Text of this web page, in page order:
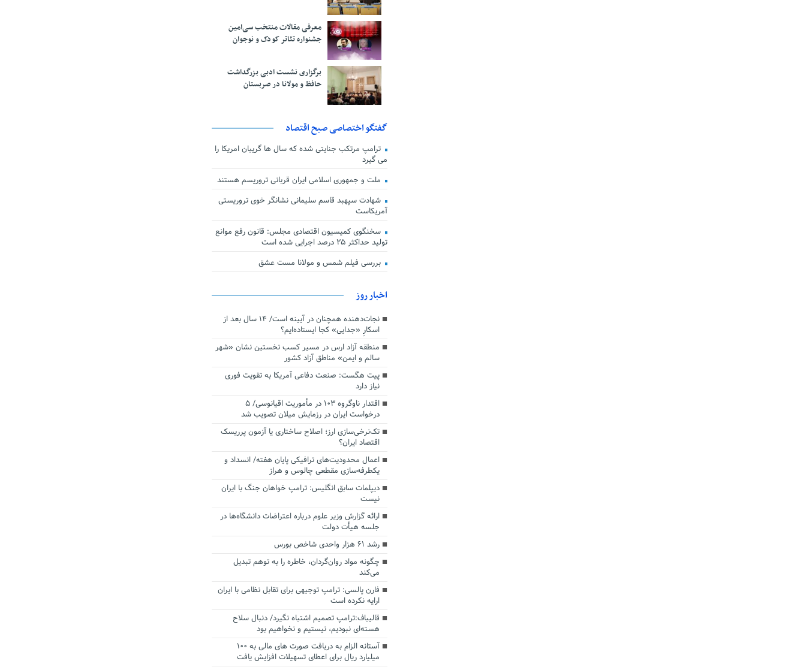
معرفی مقالات منتخب سی‌امین
جشنواره تئاتر کودک و نوجوان
برگزاری نشست ادبی بزرگداشت
حافظ و مولانا در صربستان
گفتگو اختصاصی صبح اقتصاد
ترامپ مرتکب جنایتی شده که سال ها گریبان امریکا را
می گیرد
ملت و جمهوری اسلامی ایران قربانی تروریسم هستند
شهادت سپهبد قاسم سلیمانی نشانگر خوی تروریستی
آمریکاست
سخنگوی کمیسیون اقتصادی مجلس: قانون رفع موانع
تولید حداکثر ۲۵ درصد اجرایی شده است
بررسی فیلم شمس و مولانا مست عشق
اخبار روز
نجات‌دهنده‌ همچنان در آیینه است/ ۱۴ سال بعد از
اسکارِ «جدایی» کجا ایستاده‌ایم؟
منطقه آزاد ارس در مسیر کسب نخستین نشان «شهر
سالم و ایمن» مناطق آزاد کشور
پیت هگست: صنعت دفاعی آمریکا به تقویت فوری
نیاز دارد
اقتدار ناوگروه ۱۰۳ در مأموریت‌ اقیانوسی/ ۵
درخواست ایران در رزمایش میلان تصویب شد
تک‌نرخی‌سازی ارز؛ اصلاح ساختاری یا آزمون پرریسک
اقتصاد ایران؟
اعمال محدودیت‌های ترافیکی پایان هفته/ انسداد و
یکطرفه‌سازی مقطعی چالوس و هراز
دیپلمات سابق انگلیس:‌ ترامپ خواهان جنگ با ایران
نیست
ارائه گزارش وزیر علوم درباره اعتراضات دانشگاه‌ها در
جلسه هیأت دولت
رشد ۶۱ هزار واحدی شاخص بورس
چگونه مواد روان‌گردان، خاطره را به توهم تبدیل
می‌کند
فارن پالسی: ترامپ توجیهی برای تقابل نظامی با ایران
ارایه نکرده است
قالیباف:ترامپ تصمیم اشتباه نگیرد/ دنبال سلاح
هسته‌ای نبودیم، نیستیم و نخواهیم بود
آستانه الزام به دریافت صورت های مالی به ۱۰۰
میلیارد ریال برای اعطای تسهیلات افزایش یافت